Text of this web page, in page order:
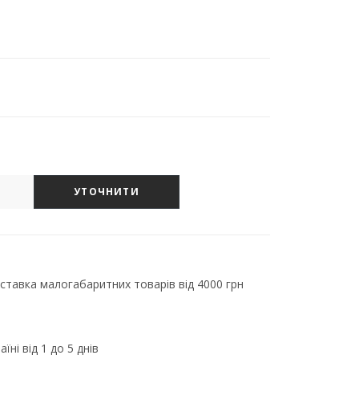
УТОЧНИТИ
малогабаритних товарів від 4000 грн
від 1 до 5 днів